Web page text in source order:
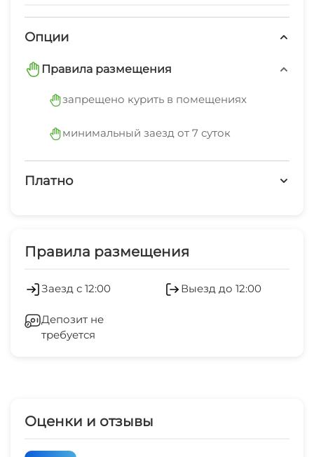
Опции
Правила размещения
запрещено курить в помещениях
минимальный заезд от 7 суток
Платно
Правила размещения
Заезд с 12:00 Выезд до 12:00
Депозит не
требуется
Оценки и отзывы